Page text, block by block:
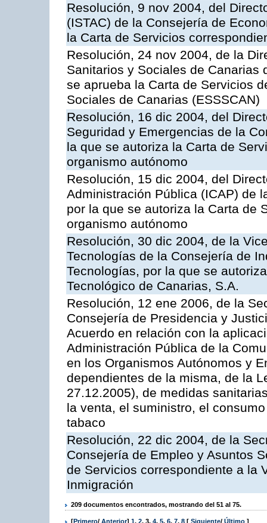
Resolución, 9 nov 2004, del
(ISTAC) de la Consejería de
la Carta de Servicios
Resolución, 24 nov 2004, de la
Sanitarios y Sociales de Canarias
se aprueba la Carta de Servicios
Sociales de Canarias (ESSSCAN)
Resolución, 16 dic 2004, del
Seguridad y Emergencias de la
la que se autoriza la Carta de
organismo autónomo
Resolución, 15 dic 2004, del
Administración Pública (ICAP) de
por la que se autoriza la Carta de
organismo autónomo
Resolución, 30 dic 2004, de la
Tecnologías de la Consejería de
Tecnologías, por la que se
Tecnológico de Canarias, S.A.
Resolución, 12 ene 2006, de la
Consejería de Presidencia y
Acuerdo en relación con la
Administración Pública de la
en los Organismos Autónomos y
dependientes de la misma, de la
27.12.2005), de medidas
la venta, el suministro, el
tabaco
Resolución, 22 dic 2004, de la
Consejería de Empleo y Asuntos
de Servicios correspondiente a la
Inmigración
209 documentos encontrados, mostrando del 51 al 75.
[Primero/ Anterior] 1, 2, 3, 4, 5, 6, 7, 8 [ Siguiente/ Último ]